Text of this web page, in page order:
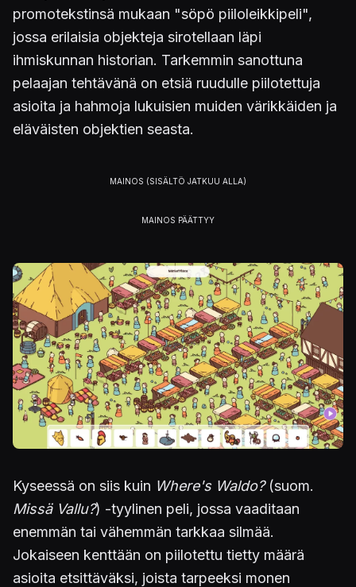
promotekstinsä mukaan "söpö piiloleikkipeli",
jossa erilaisia objekteja sirotellaan läpi
ihmiskunnan historian. Tarkemmin sanottuna
pelaajan tehtävänä on etsiä ruudulle piilotettuja
asioita ja hahmoja lukuisien muiden värikkäiden ja
eläväisten objektien seasta.
Kuva
Kyseessä on siis kuin Where's Waldo? (suom.
Missä Vallu?) -tyylinen peli, jossa vaaditaan
enemmän tai vähemmän tarkkaa silmää.
Jokaiseen kenttään on piilotettu tietty määrä
asioita etsittäväksi, joista tarpeeksi monen